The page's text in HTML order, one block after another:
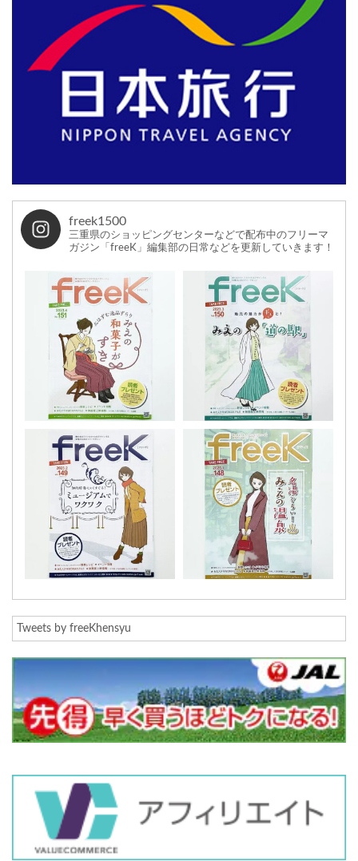
freek1500
三重県のショッピングセンターなどで配布中のフリーマ
ガジン「freeK」編集部の日常などを更新していきます！
Tweets by freeKhensyu